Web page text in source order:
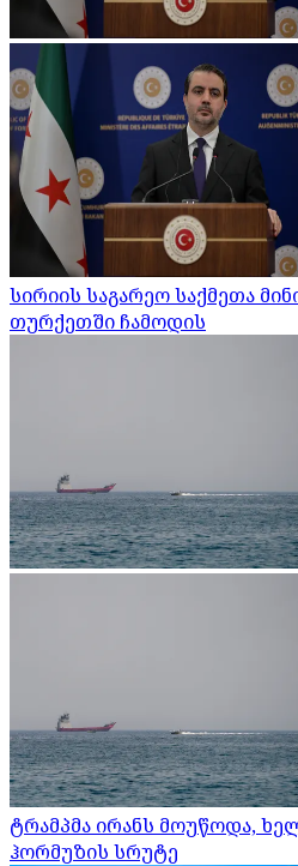
სირიის საგარეო საქმეთა
თურქეთში ჩამოდის
ტრამპმა ირანს მოუწოდა,
ჰორმუზის სრუტე